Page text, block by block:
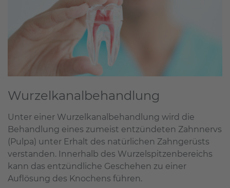
Wurzelkanalbehandlung
Unter einer Wurzelkanalbehandlung wird die
Behandlung eines zumeist entzündeten Zahnnervs
(Pulpa) unter Erhalt des natürlichen Zahngerüsts
verstanden. Innerhalb des Wurzelspitzenbereichs
kann das entzündliche Geschehen zu einer
Auflösung des Knochens führen.